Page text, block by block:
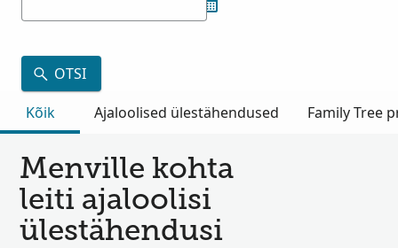
OTSI
Kõik
Ajaloolised ülestähendused Family Tree
Menville kohta
leiti ajaloolisi
ülestähendusi